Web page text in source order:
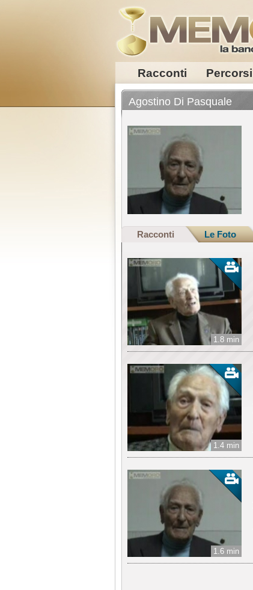
Racconti Percorsi
Agostino Di Pasquale
Racconti Le Foto
1.8 min
1.4 min
1.6 min